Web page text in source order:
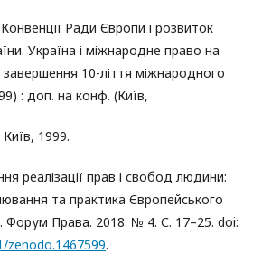
Ради Європи і розвиток
Україна і міжнародне право на
10-ліття міжнародного
: доп. на конф. (Київ,
1999.
реалізації прав і свобод людини:
та практика Європейського
Форум Права. 2018. № 4. С. 17–25. doi:
zenodo.1467599.